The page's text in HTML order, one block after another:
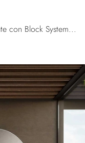
Arreda il tuo bagno moderno ottimamente con Block System Syntesi C22, mobili bagno a terra e complementi in laccato opaco di Baxar.